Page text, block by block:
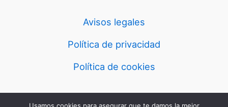
Avisos legales
Política de privacidad
Política de cookies